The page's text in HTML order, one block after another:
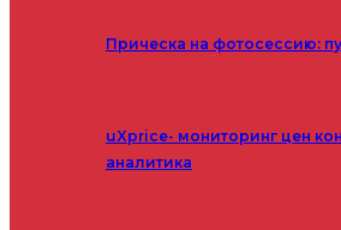
Прическа на фотосессию:
uXprice- мониторинг цен
аналитика